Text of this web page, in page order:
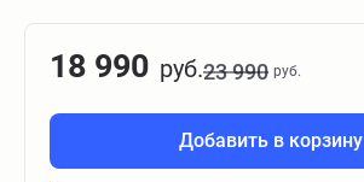
18 990 руб.23 990 руб.
Добавить в корзину